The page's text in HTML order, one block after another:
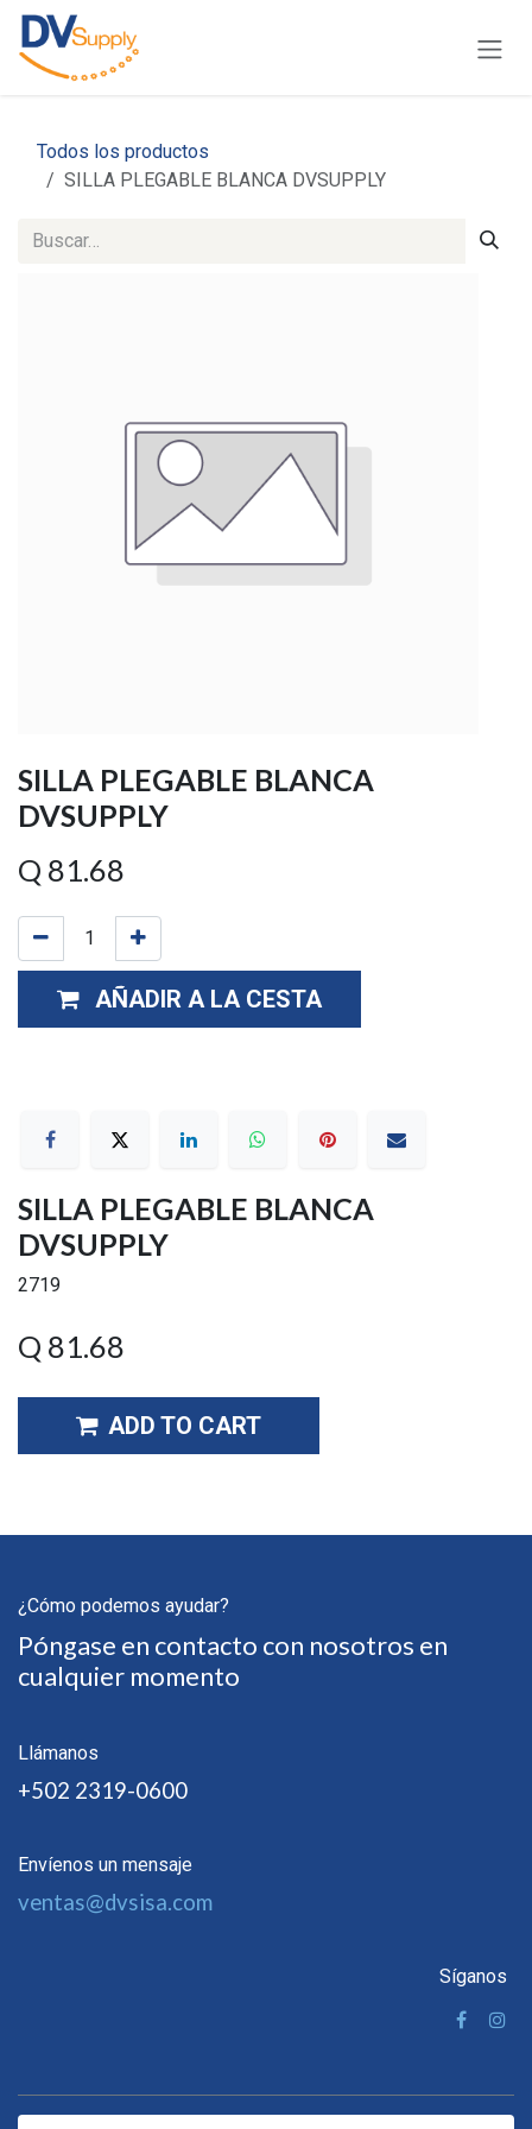
Ir al contenido
Todos los productos
SILLA PLEGABLE BLANCA DVSUPPLY
SILLA PLEGABLE BLANCA
DVSUPPLY
Q 81.68
AÑADIR A LA CESTA
SILLA PLEGABLE BLANCA
DVSUPPLY
2719
Q 81.68
ADD TO CART
¿Cómo podemos ayudar?
Póngase en contacto con nosotros en
cualquier momento
Llámanos
+502 2319-0600
Envíenos un mensaje
ventas@dvsisa.com
Síganos